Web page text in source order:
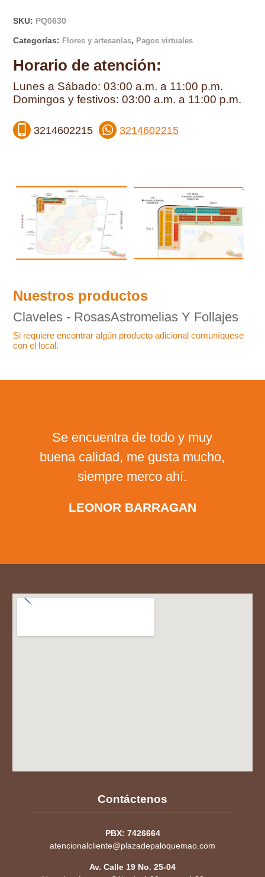
SKU: PQ0630
Categorías: Flores y artesanías, Pagos virtuales
Horario de atención:
Lunes a Sábado: 03:00 a.m. a 11:00 p.m.
Domingos y festivos: 03:00 a.m. a 11:00 p.m.
3214602215 3214602215
Nuestros productos
Claveles - RosasAstromelias Y Follajes
Si requiere encontrar algún producto adicional comuníquese
con el local.
Se encuentra de todo y muy
buena calidad, me gusta mucho,
siempre merco ahí.
LEONOR BARRAGAN
Contáctenos
PBX: 7426664
atencionalcliente@plazadepaloquemao.com
Av. Calle 19 No. 25-04